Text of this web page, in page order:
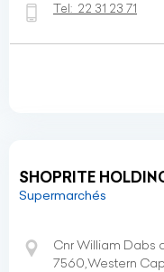
Tel: 22 31 23 71
SHOPRITE
Supermarchés
Cnr William Dabs
7560,Western